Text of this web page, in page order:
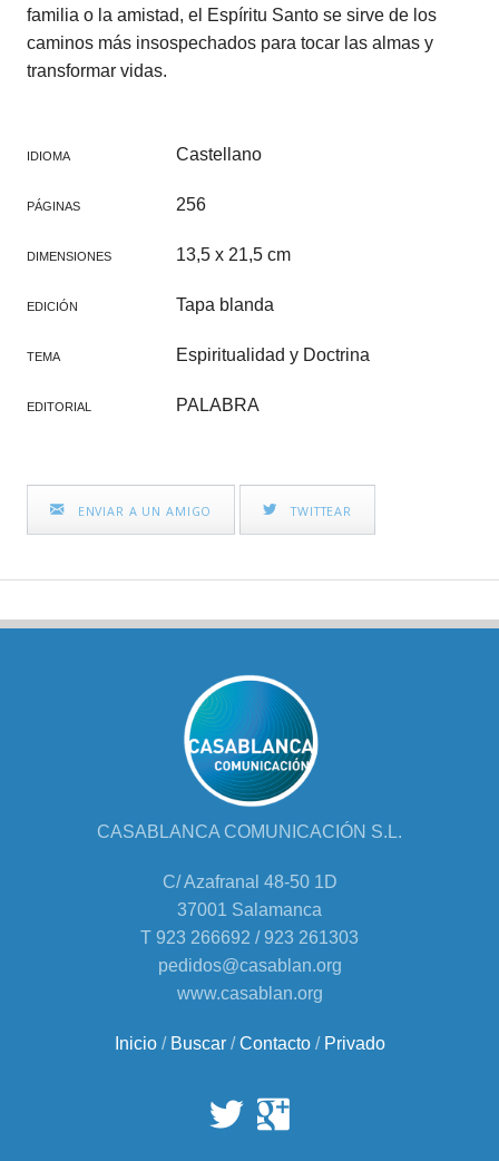
familia o la amistad, el Espíritu Santo se sirve de los
caminos más insospechados para tocar las almas y
transformar vidas.
IDIOMA Castellano
PÁGINAS 256
DIMENSIONES 13,5 x 21,5 cm
EDICIÓN Tapa blanda
TEMA Espiritualidad y Doctrina
EDITORIAL PALABRA
ENVIAR A UN AMIGO TWITTEAR
CASABLANCA COMUNICACIÓN S.L.
C/ Azafranal 48-50 1D
37001 Salamanca
T 923 266692 / 923 261303
pedidos@casablan.org
www.casablan.org
Inicio/ Buscar/Contacto/ Privado